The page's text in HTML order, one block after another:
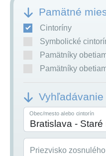
Pamätné
Cintoríny
Symbolické
Pamätníky
Pamätníky
Vyhľadávanie
Obec/mesto alebo cintorín
Priezvisko zosnulého